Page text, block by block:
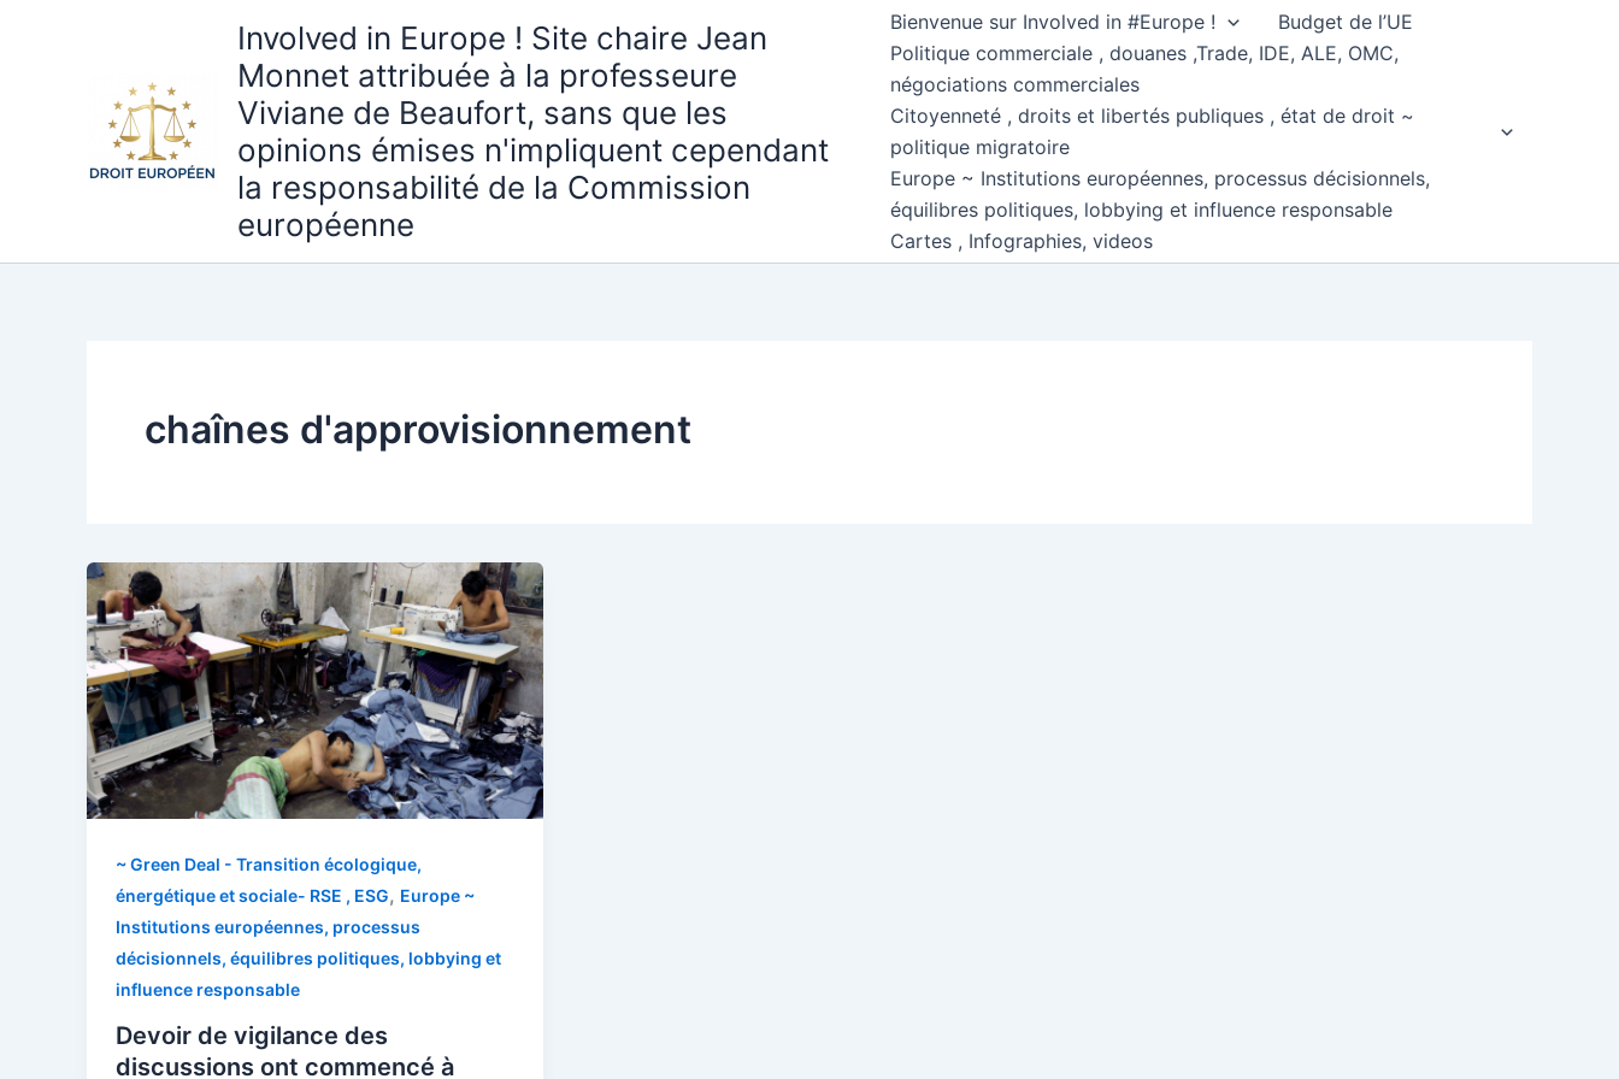
Involved in Europe ! Site chaire Jean
Monnet attribuée à la professeure
Viviane de Beaufort, sans que les
opinions émises n'impliquent cependant
la responsabilité de la Commission
européenne
Bienvenue sur Involved in #Europe !
Budget de l’UE
Politique commerciale , douanes ,Trade, IDE, ALE, OMC,
négociations commerciales
Citoyenneté , droits et libertés publiques , état de droit ~
politique migratoire
Europe ~ Institutions européennes, processus décisionnels,
équilibres politiques, lobbying et influence responsable
Cartes , Infographies, videos
chaînes d'approvisionnement
~ Green Deal - Transition écologique,
énergétique et sociale- RSE , ESG, Europe ~
Institutions européennes, processus
décisionnels, équilibres politiques, lobbying et
influence responsable
Devoir de vigilance des
discussions ont commencé à